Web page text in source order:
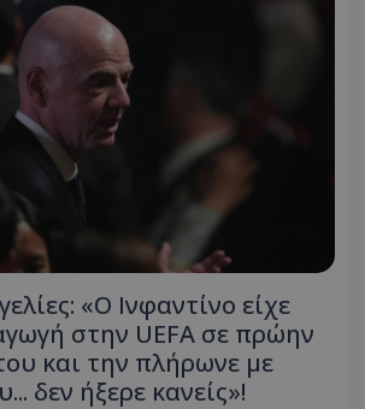
«Ο Ινφαντίνο είχε
στην UEFA σε πρώην
και την πλήρωνε με
δεν ήξερε κανείς»!